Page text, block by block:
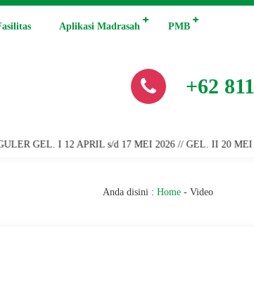
Aplikasi Madrasah PMB
+62
I 12 APRIL s/d 17 MEI 2026 // GEL. II 20 MEI s/d 25
Anda disini : Home- Video